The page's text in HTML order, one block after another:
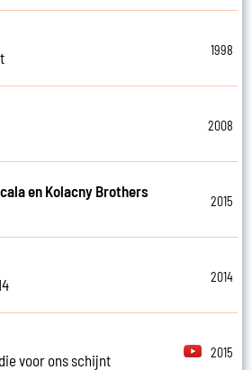
1998
2008
en Kolacny Brothers
2015
2014
voor ons schijnt
2015